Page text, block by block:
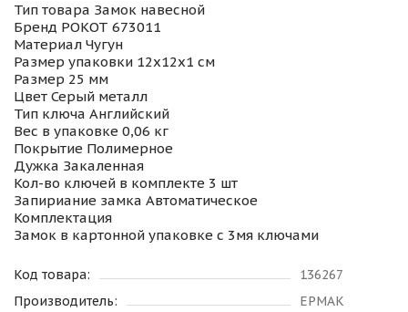
Тип товара Замок навесной
Бренд РОКОТ 673011
Материал Чугун
Размер упаковки 12x12x1 см
Размер 25 мм
Цвет Серый металл
Тип ключа Английский
Вес в упаковке 0,06 кг
Покрытие Полимерное
Дужка Закаленная
Кол-во ключей в комплекте 3 шт
Запириание замка Автоматическое
Комплектация
Замок в картонной упаковке с 3мя ключами
Код товара:
136267
Производитель:
ЕРМАК